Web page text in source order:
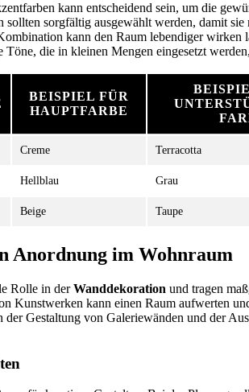
kann entscheidend sein, um die
sollten sorgfältig ausgewählt werden, damit
kann den Raum lebendiger wirken
die in kleinen Mengen eingesetzt
BEISPIEL FÜR
HAUPTFARBE
Creme Terracotta
Hellblau Grau
Beige Taupe
Anordnung im Wohnraum
Rolle in derWanddekoration und tragen
Kunstwerken kann einen Raum aufwerten
Gestaltung von Galeriewänden und der